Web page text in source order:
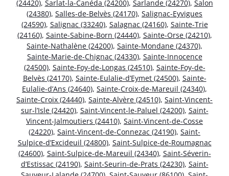
(24420), Sarlat-la-Canéda (24200), Sarlande (24270), Salon
(24380), Salles-de-Belvès (24170), Salignac-Eyvigues
(24590), Salignac (33240), Salagnac (24160), Sainte-Trie
(24160), Sainte-Sabine-Born (24440), Sainte-Orse (24210),
Sainte-Nathalène (24200), Sainte-Mondane (24370),
Sainte-Marie-de-Chignac (24330), Sainte-Innocence
(24500), Sainte-Foy-de-Longas (24510), Sainte-Foy-de-
Belvès (24170), Sainte-Eulalie-d’Eymet (24500), Sainte-
Eulalie-d’Ans (24640), Sainte-Croix-de-Mareuil (24340),
Sainte-Croix (24440), Sainte-Alvère (24510), Saint-Vincent-
sur-l’Isle (24420), Saint-Vincent-le-Paluel (24200), Saint-
Vincent-Jalmoutiers (24410), Saint-Vincent-de-Cosse
(24220), Saint-Vincent-de-Connezac (24190), Saint-
Sulpice-d’Excideuil (24800), Saint-Sulpice-de-Roumagnac
(24600), Saint-Sulpice-de-Mareuil (24340), Saint-Séverin-
d’Estissac (24190), Saint-Seurin-de-Prats (24230), Saint-